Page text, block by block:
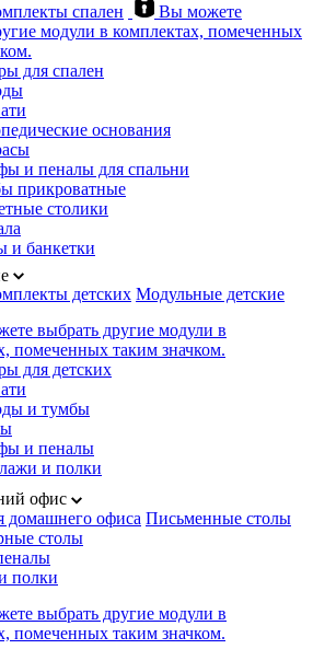
спален
Вы можете
модули в комплектах, помеченных
для спален
основания
и пеналы для спальни
прикроватные
столики
и банкетки
детских Модульные детские
выбрать другие модули в
помеченных таким значком.
для детских
и тумбы
и пеналы
и полки
офис
домашнего офиса Письменные столы
столы
полки
выбрать другие модули в
помеченных таким значком.